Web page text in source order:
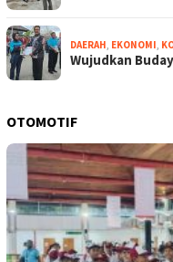
DAERAH, EKONOMI,
Wujudkan
OTOMOTIF